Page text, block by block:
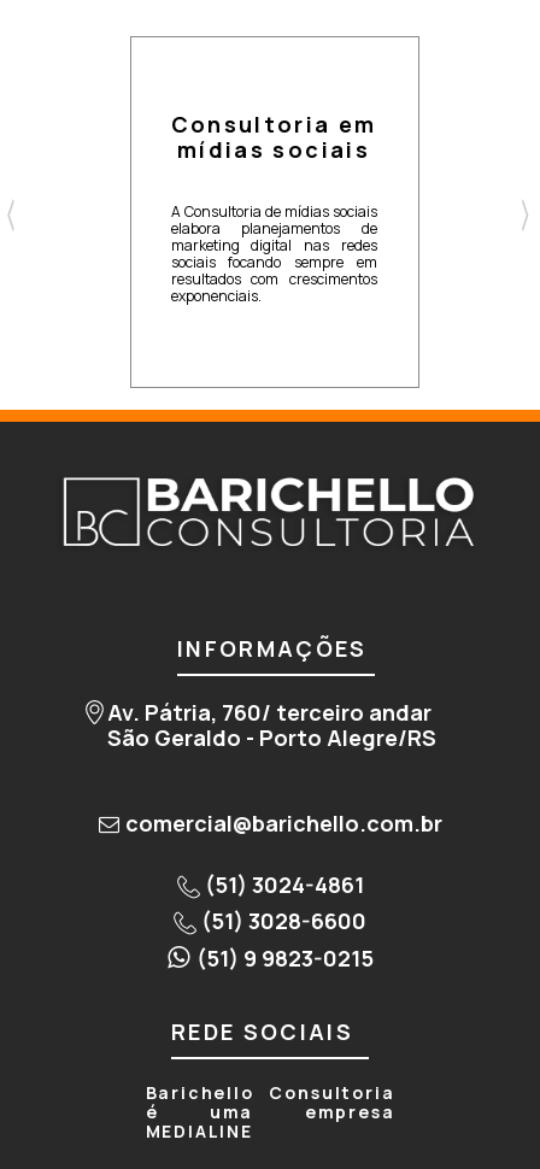
Consultoria em
mídias sociais
A Consultoria de mídias sociais
elabora planejamentos de
marketing digital nas redes
sociais focando sempre em
resultados com crescimentos
exponenciais.
INFORMAÇÕES
Av. Pátria, 760/ terceiro andar
São Geraldo - Porto Alegre/RS
comercial@barichello.com.br
(51) 3024-4861
(51) 3028-6600
(51) 9 9823-0215
REDE SOCIAIS
Barichello Consultoria
é uma empresa
MEDIALINE